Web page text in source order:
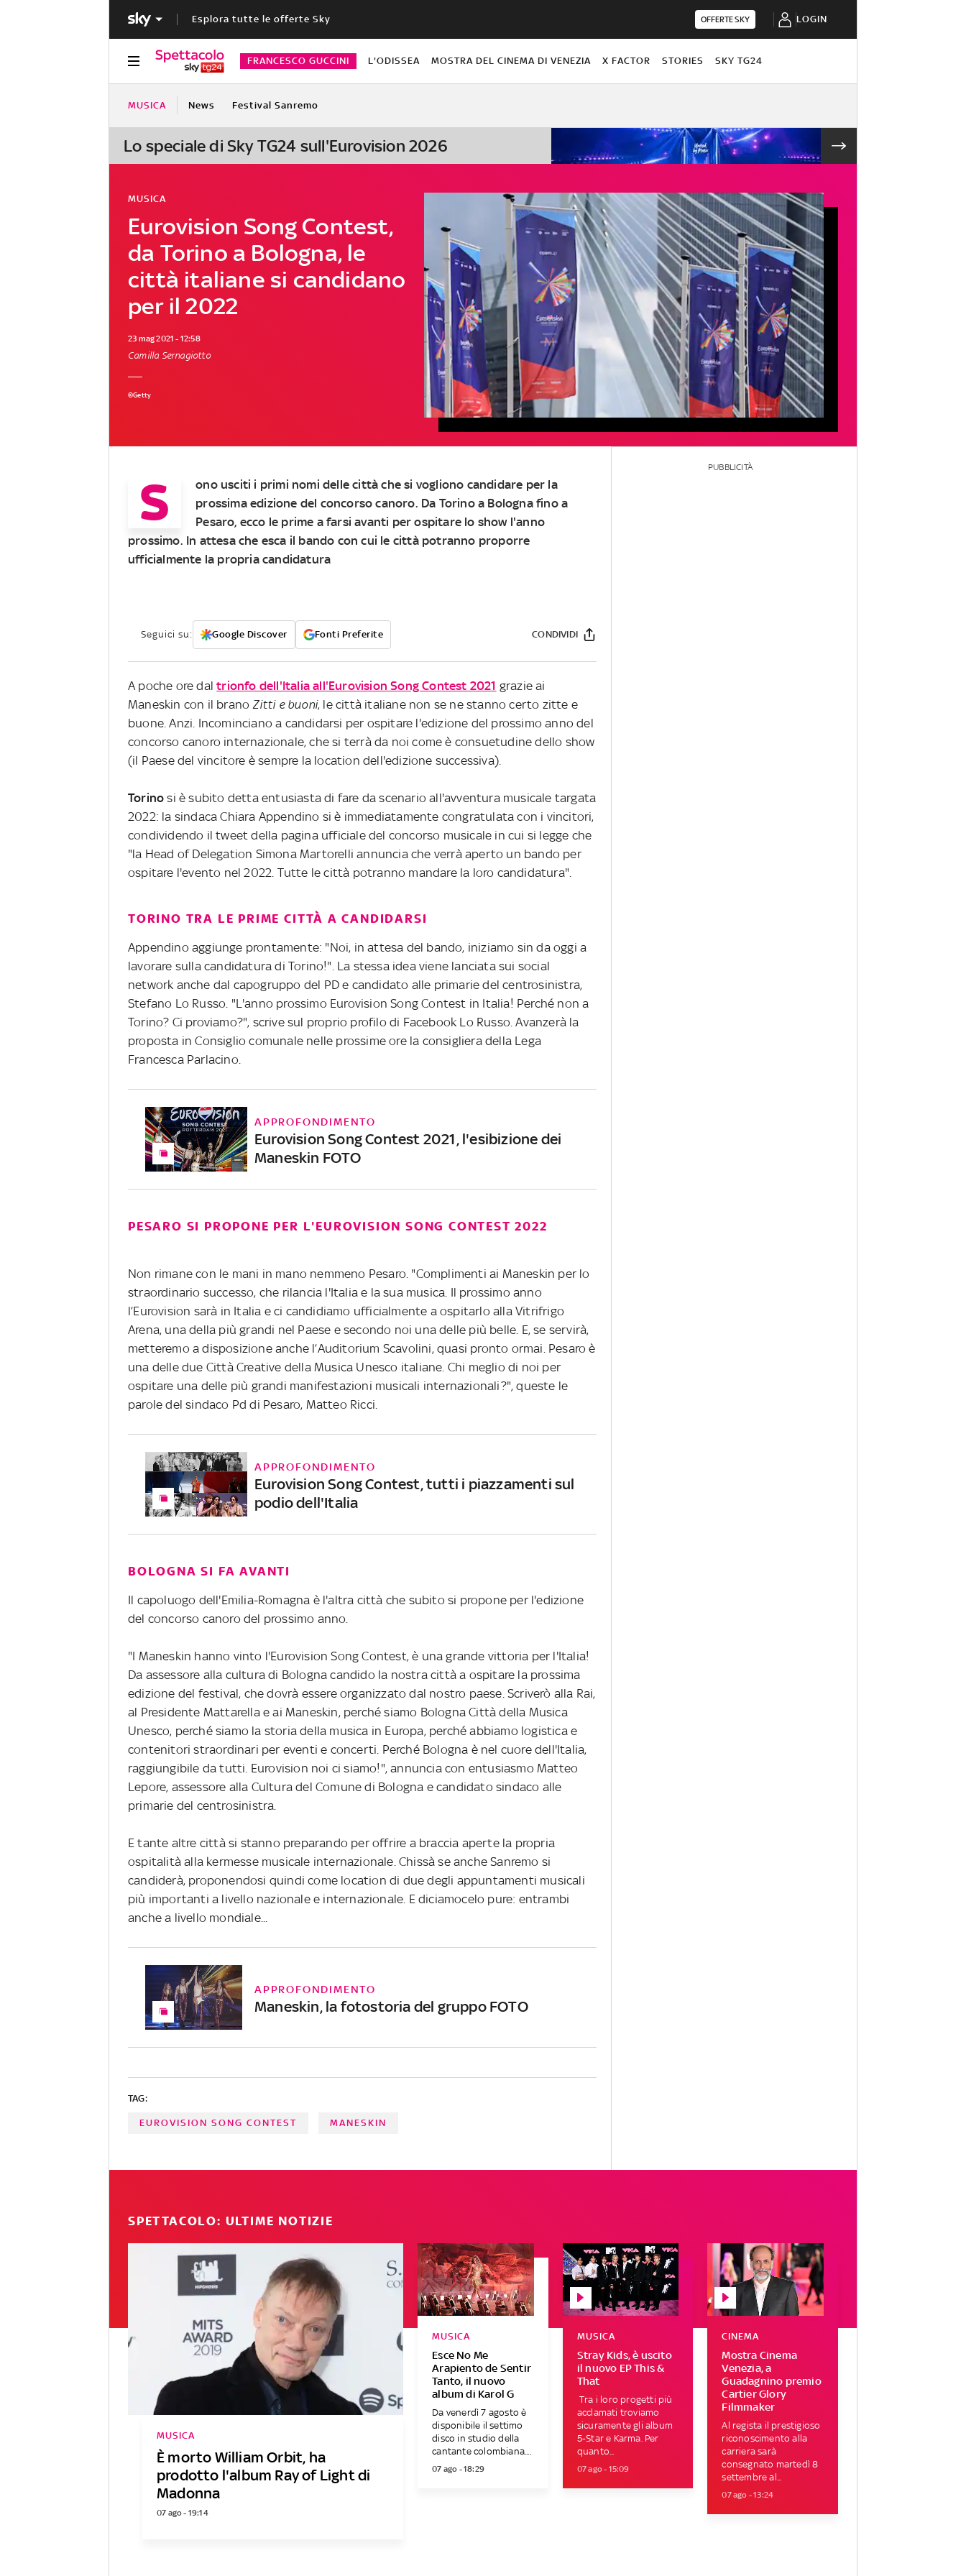
Esplora tutte le offerte Sky OFFERTE SKY LOGIN
FRANCESCO GUCCINI L'ODISSEA MOSTRA DEL CINEMA DI VENEZIA X FACTOR STORIES SKY TG24
MUSICA News Festival Sanremo
Lo speciale di Sky TG24 sull'Eurovision 2026
Eurovision Song Contest,
da Torino a Bologna, le
città italiane si candidano
per il 2022
MUSICA
23 mag 2021 - 12:58
Camilla Sernagiotto
©Getty
S
ono usciti i primi nomi delle città che si vogliono candidare per la
prossima edizione del concorso canoro. Da Torino a Bologna fino a
Pesaro, ecco le prime a farsi avanti per ospitare lo show l'anno
prossimo. In attesa che esca il bando con cui le città potranno proporre
ufficialmente la propria candidatura
Seguici su: Google Discover Fonti Preferite CONDIVIDI
A poche ore daltrionfo dell'Italia all'Eurovision Song Contest 2021 grazie ai
Maneskin con il brano Zitti e buoni, le città italiane non se ne stanno certo zitte e
buone. Anzi. Incominciano a candidarsi per ospitare l'edizione del prossimo anno del
concorso canoro internazionale, che si terrà da noi come è consuetudine dello show
(il Paese del vincitore è sempre la location dell'edizione successiva).
Torino si è subito detta entusiasta di fare da scenario all'avventura musicale targata
2022: la sindaca Chiara Appendino si è immediatamente congratulata con i vincitori,
condividendo il tweet della pagina ufficiale del concorso musicale in cui si legge che
"la Head of Delegation Simona Martorelli annuncia che verrà aperto un bando per
ospitare l'evento nel 2022. Tutte le città potranno mandare la loro candidatura".
TORINO TRA LE PRIME CITTÀ A CANDIDARSI
Appendino aggiunge prontamente: "Noi, in attesa del bando, iniziamo sin da oggi a
lavorare sulla candidatura di Torino!". La stessa idea viene lanciata sui social
network anche dal capogruppo del PD e candidato alle primarie del centrosinistra,
Stefano Lo Russo. "L'anno prossimo Eurovision Song Contest in Italia! Perché non a
Torino? Ci proviamo?", scrive sul proprio profilo di Facebook Lo Russo. Avanzerà la
proposta in Consiglio comunale nelle prossime ore la consigliera della Lega
Francesca Parlacino.
APPROFONDIMENTO
Eurovision Song Contest 2021, l'esibizione dei
Maneskin FOTO
PESARO SI PROPONE PER L'EUROVISION SONG CONTEST 2022
Non rimane con le mani in mano nemmeno Pesaro. "Complimenti ai Maneskin per lo
straordinario successo, che rilancia l'Italia e la sua musica. Il prossimo anno
l’Eurovision sarà in Italia e ci candidiamo ufficialmente a ospitarlo alla Vitrifrigo
Arena, una della più grandi nel Paese e secondo noi una delle più belle. E, se servirà,
metteremo a disposizione anche l’Auditorium Scavolini, quasi pronto ormai. Pesaro è
una delle due Città Creative della Musica Unesco italiane. Chi meglio di noi per
ospitare una delle più grandi manifestazioni musicali internazionali?", queste le
parole del sindaco Pd di Pesaro, Matteo Ricci.
APPROFONDIMENTO
Eurovision Song Contest, tutti i piazzamenti sul
podio dell'Italia
BOLOGNA SI FA AVANTI
Il capoluogo dell'Emilia-Romagna è l'altra città che subito si propone per l'edizione
del concorso canoro del prossimo anno.
"I Maneskin hanno vinto l'Eurovision Song Contest, è una grande vittoria per l'Italia!
Da assessore alla cultura di Bologna candido la nostra città a ospitare la prossima
edizione del festival, che dovrà essere organizzato dal nostro paese. Scriverò alla Rai,
al Presidente Mattarella e ai Maneskin, perché siamo Bologna Città della Musica
Unesco, perché siamo la storia della musica in Europa, perché abbiamo logistica e
contenitori straordinari per eventi e concerti. Perché Bologna è nel cuore dell'Italia,
raggiungibile da tutti. Eurovision noi ci siamo!", annuncia con entusiasmo Matteo
Lepore, assessore alla Cultura del Comune di Bologna e candidato sindaco alle
primarie del centrosinistra.
E tante altre città si stanno preparando per offrire a braccia aperte la propria
ospitalità alla kermesse musicale internazionale. Chissà se anche Sanremo si
candiderà, proponendosi quindi come location di due degli appuntamenti musicali
più importanti a livello nazionale e internazionale. E diciamocelo pure: entrambi
anche a livello mondiale...
APPROFONDIMENTO
Maneskin, la fotostoria del gruppo FOTO
TAG:
EUROVISION SONG CONTEST MANESKIN
PUBBLICITÀ
SPETTACOLO: ULTIME NOTIZIE
È morto William Orbit, ha
prodotto l'album Ray of Light di
Madonna
MUSICA
07 ago - 19:14
Esce No Me
Arapiento de Sentir
Tanto, il nuovo
album di Karol G
MUSICA
Da venerdì 7 agosto è
disponibile il settimo
disco in studio della
cantante colombiana....
07 ago - 18:29
Stray Kids, è uscito
il nuovo EP This &
That
MUSICA
Tra i loro progetti più
acclamati troviamo
sicuramente gli album
5-Star e Karma. Per
quanto...
07 ago - 15:09
Mostra Cinema
Venezia, a
Guadagnino premio
Cartier Glory
Filmmaker
CINEMA
Al regista il prestigioso
riconoscimento alla
carriera sarà
consegnato martedì 8
settembre al...
07 ago - 13:24